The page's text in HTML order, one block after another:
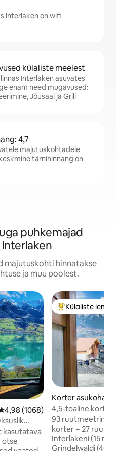
Interlaken on wifi
külaliste meelest
Interlaken asuvates
enam need mugavused:
Jõusaal ja Grill
4,7
majutuskohtadele
tärnihinnang on
puhkemajad
Interlaken
majutuskohti hinnatakse
ja muu poolest.
hinnang 4,98/5, 1068
4,98 (1068)
kasutatava
otse
Külaliste suur
Külaliste
Korter asukohas
m Brienzersee
4,5-toaline korter
vaatega järvele
93 ruutmeetrine
korter + 27
Interlakeni (15 min
Grindelwaldi (40 min